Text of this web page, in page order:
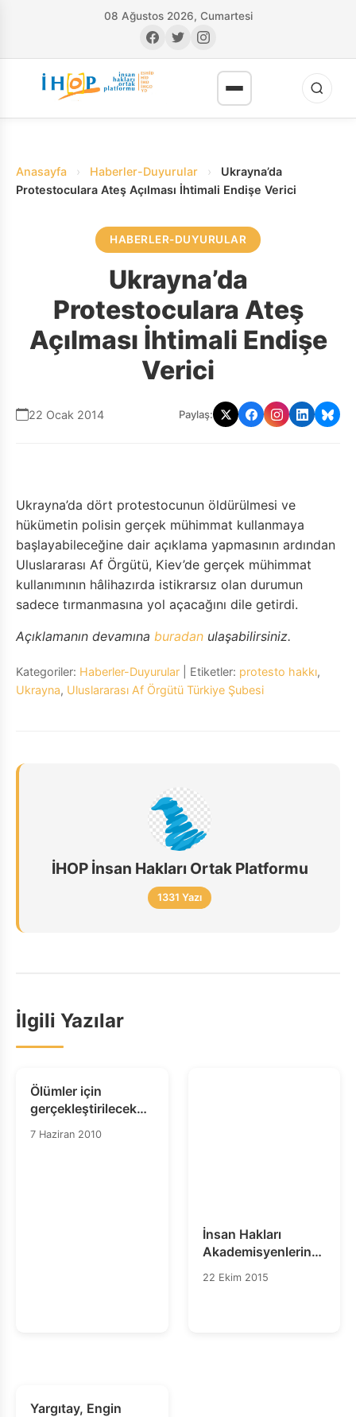
08 Ağustos 2026, Cumartesi
Anasayfa › Haberler-Duyurular ›
Ukrayna’da
Protestoculara Ateş Açılması İhtimali Endişe Verici
HABERLER-DUYURULAR
Ukrayna’da
Protestoculara Ateş
Açılması İhtimali Endişe
Verici
22 Ocak 2014 Paylaş:
Ukrayna’da dört protestocunun öldürülmesi ve
hükümetin polisin gerçek mühimmat kullanmaya
başlayabileceğine dair açıklama yapmasının ardından
Uluslararası Af Örgütü, Kiev’de gerçek mühimmat
kullanımının hâlihazırda istikrarsız olan durumun
sadece tırmanmasına yol açacağını dile getirdi.
Açıklamanın devamına buradan ulaşabilirsiniz.
Kategoriler: Haberler-Duyurular | Etiketler: protesto hakkı,
Ukrayna, Uluslararası Af Örgütü Türkiye Şubesi
İHOP İnsan Hakları Ortak Platformu
1331 Yazı
İlgili Yazılar
Ölümler için
gerçekleştirilecek
uluslararası
7 Haziran 2010
İnsan Hakları
Akademisyenlerinden
Açık Mektup
22 Ekim 2015
Yargıtay, Engin